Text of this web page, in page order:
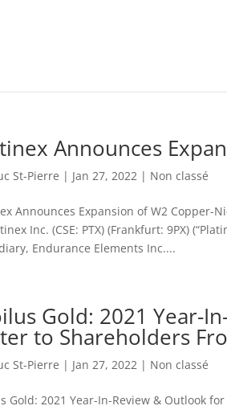
Announces
St-Pierre | Jan 27, 2022 | Non classé
Announces Expansion of W2 Copper-
Inc. (CSE: PTX) (Frankfurt: 9PX)
Endurance Elements Inc....
Gold: 2021 Year-
to Shareholders
St-Pierre | Jan 27, 2022 | Non classé
Gold: 2021 Year-In-Review & Outlook